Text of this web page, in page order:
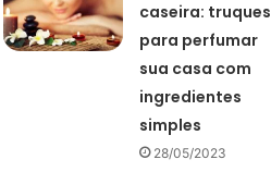
caseira: truques
para perfumar
sua casa com
ingredientes
simples
28/05/2023